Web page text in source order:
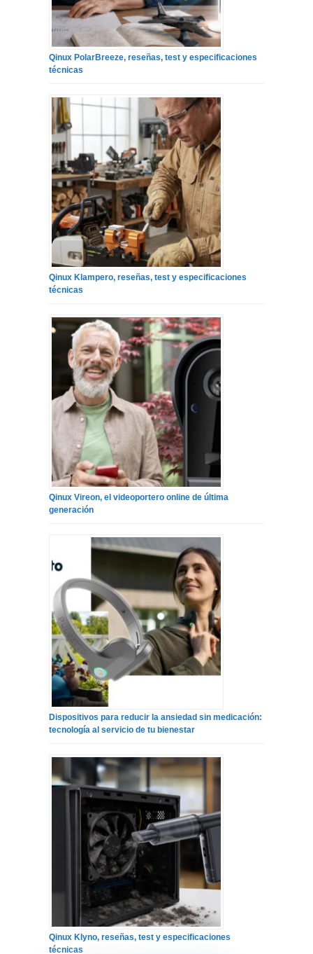
Qinux PolarBreeze, reseñas, test y especificaciones
técnicas
Qinux Klampero, reseñas, test y especificaciones
técnicas
Qinux Vireon, el videoportero online de última
generación
Dispositivos para reducir la ansiedad sin medicación:
tecnología al servicio de tu bienestar
Qinux Klyno, reseñas, test y especificaciones
técnicas